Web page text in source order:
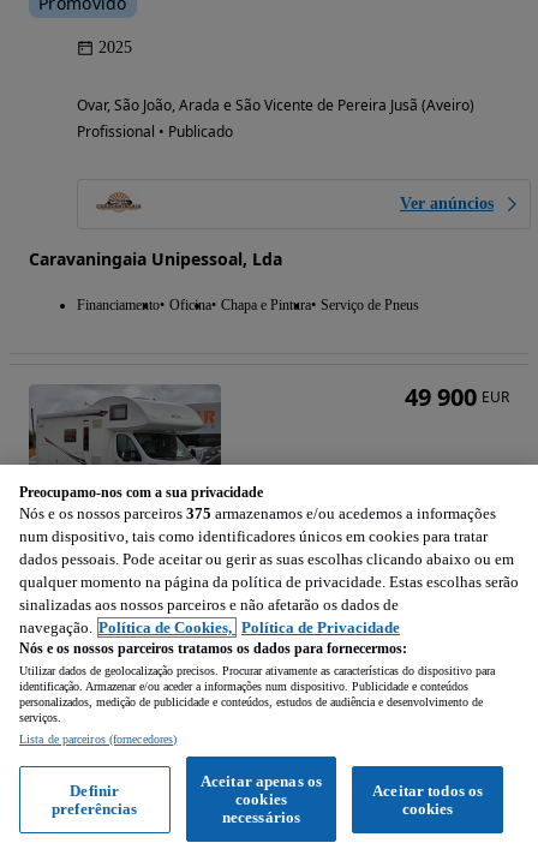
2025
Ovar, São João, Arada e São Vicente de Pereira Jusã (Aveiro)
Profissional • Publicado
Ver anúncios
Caravaningaia Unipessoal, Lda
Financiamento Oficina Chapa e Pintura Serviço de Pneus
PLA Plasy
1997 cm3 • 130 cv
36 255 km Diesel
Requião (Braga)
Ver anúncios
49 900 EUR
Preocupamo-nos com a sua privacidade
Nós e os nossos parceiros 375 armazenamos e/ou acedemos a informações
num dispositivo, tais como identificadores únicos em cookies para tratar
dados pessoais. Pode aceitar ou gerir as suas escolhas clicando abaixo ou em
qualquer momento na página da política de privacidade. Estas escolhas serão
sinalizadas aos nossos parceiros e não afetarão os dados de
navegação. Política de Cookies, Política de Privacidade
Nós e os nossos parceiros tratamos os dados para fornecermos:
Utilizar dados de geolocalização precisos. Procurar ativamente as características do dispositivo para
identificação. Armazenar e/ou aceder a informações num dispositivo. Publicidade e conteúdos
personalizados, medição de publicidade e conteúdos, estudos de audiência e desenvolvimento de
serviços.
Lista de parceiros (fornecedores)
Aceitar todos os
cookies
Aceitar apenas os
cookies
necessários
Definir
preferências